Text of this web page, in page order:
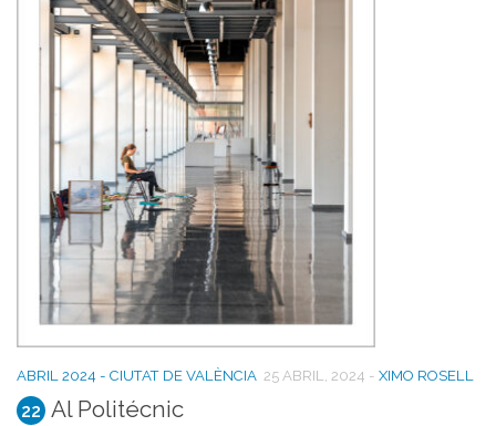
- XIMO ROSELL
ABRIL 2024 - CIUTAT DE VALÈNCIA 25 ABRIL, 2024
22 Al Politécnic